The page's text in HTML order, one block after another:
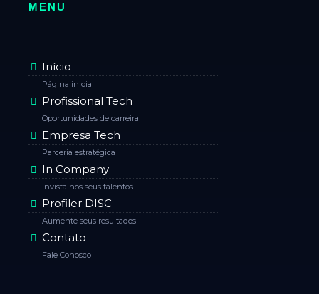
MENU
Início
Página inicial
Profissional Tech
Oportunidades de carreira
Empresa Tech
Parceria estratégica
In Company
Invista nos seus talentos
Profiler DISC
Aumente seus resultados
Contato
Fale Conosco